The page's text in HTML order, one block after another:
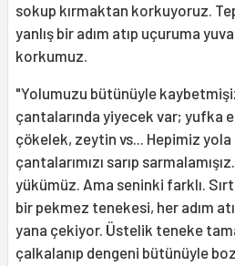
sokup kırmaktan korkuyoruz.
yanlış bir adım atıp uçuruma
korkumuz.
"Yolumuzu bütünüyle
çantalarında yiyecek var; yufka
çökelek, zeytin vs... Hepimiz yola
çantalarımızı sarıp
yükümüz. Ama seninki farklı.
bir pekmez tenekesi, her adım
yana çekiyor. Üstelik teneke
çalkalanıp dengeni bütünüyle